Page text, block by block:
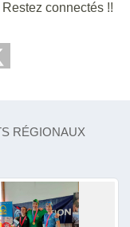
connectés !!
RÉGIONAUX